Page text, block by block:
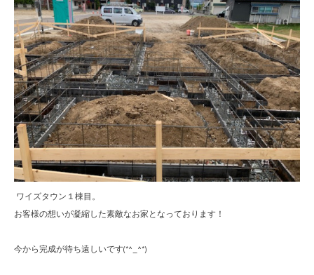
ワイズタウン１棟目。
お客様の想いが凝縮した素敵なお家となっております！
今から完成が待ち遠しいです(*^_^*)